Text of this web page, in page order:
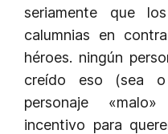
seriamente que
calumnias en
héroes. ningún
creído eso (sea
personaje
incentivo para